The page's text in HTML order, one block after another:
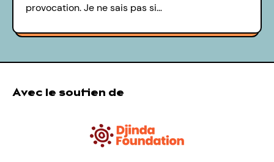
provocation. Je ne sais pas si…
Avec le soutien de